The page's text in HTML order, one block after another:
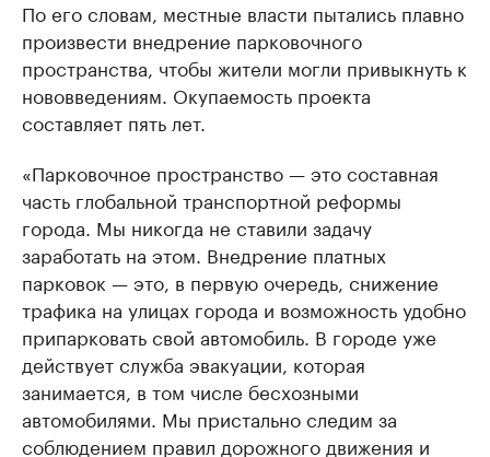
По его словам, местные власти пытались плавно
произвести внедрение парковочного
пространства, чтобы жители могли привыкнуть к
нововведениям. Окупаемость проекта
составляет пять лет.
«Парковочное пространство — это составная
часть глобальной транспортной реформы
города. Мы никогда не ставили задачу
заработать на этом. Внедрение платных
парковок — это, в первую очередь, снижение
трафика на улицах города и возможность удобно
припарковать свой автомобиль. В городе уже
действует служба эвакуации, которая
занимается, в том числе бесхозными
автомобилями. Мы пристально следим за
соблюдением правил дорожного движения и